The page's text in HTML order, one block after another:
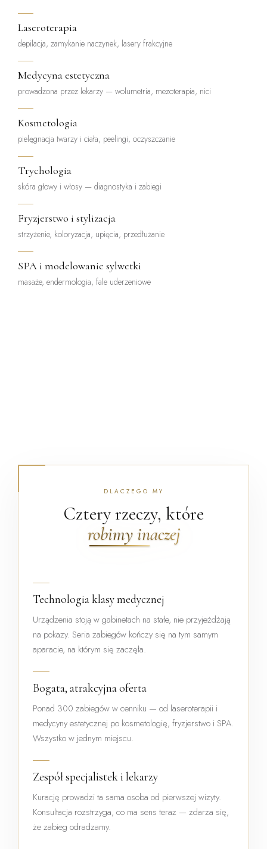
Laseroterapia
depilacja, zamykanie naczynek, lasery frakcyjne
Medycyna estetyczna
prowadzona przez lekarzy — wolumetria, mezoterapia, nici
Kosmetologia
pielęgnacja twarzy i ciała, peelingi, oczyszczanie
Trychologia
skóra głowy i włosy — diagnostyka i zabiegi
Fryzjerstwo i stylizacja
strzyżenie, koloryzacja, upięcia, przedłużanie
SPA i modelowanie sylwetki
masaże, endermologia, fale uderzeniowe
DLACZEGO MY
Cztery rzeczy, które
robimy inaczej
Technologia klasy medycznej
Urządzenia stoją w gabinetach na stałe, nie przyjeżdżają
na pokazy. Seria zabiegów kończy się na tym samym
aparacie, na którym się zaczęła.
Bogata, atrakcyjna oferta
Ponad 300 zabiegów w cenniku — od laseroterapii i
medycyny estetycznej po kosmetologię, fryzjerstwo i SPA.
Wszystko w jednym miejscu.
Zespół specjalistek i lekarzy
Kurację prowadzi ta sama osoba od pierwszej wizyty.
Konsultacja rozstrzyga, co ma sens teraz — zdarza się,
że zabieg odradzamy.